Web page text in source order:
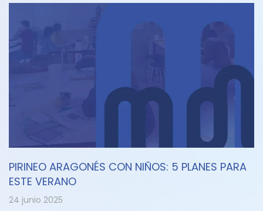
PIRINEO ARAGONÉS CON NIÑOS: 5 PLANES PARA
ESTE VERANO
24 junio 2025